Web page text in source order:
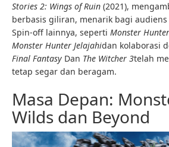
Stories 2: Wings of Ruin (2021),
berbasis giliran, menarik bagi
Spin-off lainnya, seperti Monster
Monster Hunter Jelajahidan kolaborasi
Final Fantasy Dan The Witcher 3telah
tetap segar dan beragam.
Masa Depan:
Wilds dan Beyond